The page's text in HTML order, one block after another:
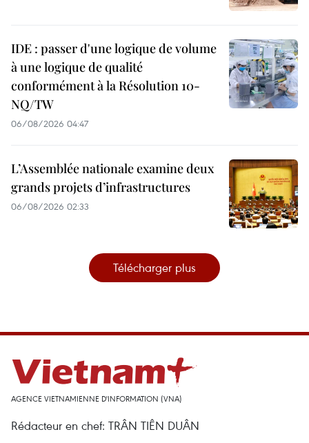
IDE : passer d'une logique de volume
à une logique de qualité
conformément à la Résolution 10-
NQ/TW
06/08/2026 04:47
L’Assemblée nationale examine deux
grands projets d’infrastructures
06/08/2026 02:33
Télécharger plus
AGENCE VIETNAMIENNE D'INFORMATION (VNA)
Rédacteur en chef: TRÂN TIÊN DUÂN